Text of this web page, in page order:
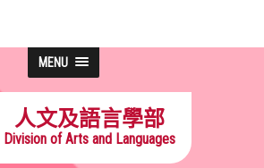
MENU
人文及語言學部
Division of Arts and Languages